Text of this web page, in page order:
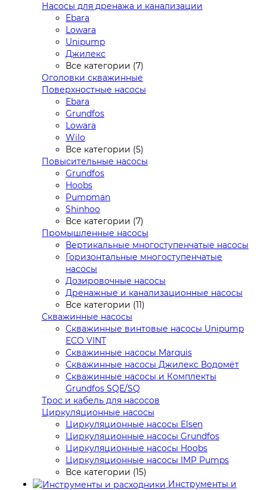
Насосы для дренажа и канализации
Ebara
Lowara
Unipump
Джилекс
Все категории (7)
Оголовки скважинные
Поверхностные насосы
Ebara
Grundfos
Lowara
Wilo
Все категории (5)
Повысительные насосы
Grundfos
Hoobs
Pumpman
Shinhoo
Все категории (7)
Промышленные насосы
Вертикальные многоступенчатые насосы
Горизонтальные многоступенчатые
насосы
Дозировочные насосы
Дренажные и канализационные насосы
Все категории (11)
Скважинные насосы
Скважинные винтовые насосы Unipump
ECO VINT
Скважинные насосы Marquis
Скважинные насосы Джилекс Водомёт
Скважинные насосы и Комплекты
Grundfos SQE/SQ
Трос и кабель для насосов
Циркуляционные насосы
Циркуляционные насосы Elsen
Циркуляционные насосы Grundfos
Циркуляционные насосы Hoobs
Циркуляционные насосы IMP Pumps
Все категории (15)
Инструменты и